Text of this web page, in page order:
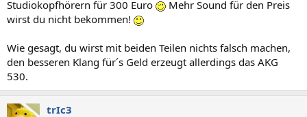
Studiokopfhörern für 300 Euro
Mehr Sound für den Preis
wirst du nicht bekommen!
Wie gesagt, du wirst mit beiden Teilen nichts falsch machen,
den besseren Klang für´s Geld erzeugt allerdings das AKG
530.
trIc3